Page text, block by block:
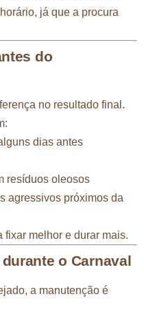
já que a procura
do
no resultado final.
dias antes
resíduos oleosos
agressivos próximos da
fixar melhor e durar mais.
o Carnaval
a manutenção é